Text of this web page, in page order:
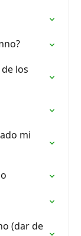
los
mi
(dar de